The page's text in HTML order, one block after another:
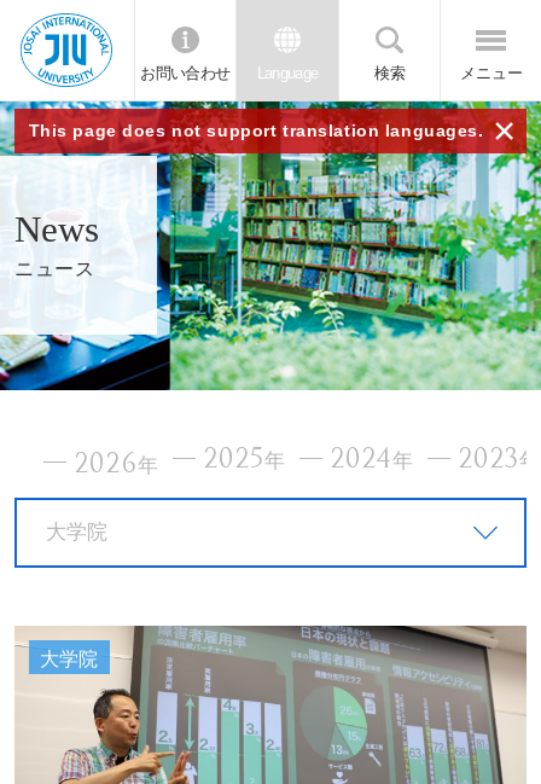
JIU
城西
国際
大学
お問い合わせ Language 検索 メニュー
This page does not support translation languages. ×
News
ニュース
2026年 2025年 2024年 2023年
大学院
大学院